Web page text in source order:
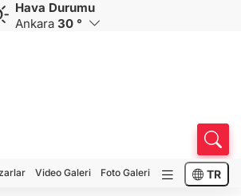
CAD
34,0107
Hava Durumu
Ankara 30 °
Video Galeri Foto Galeri TR